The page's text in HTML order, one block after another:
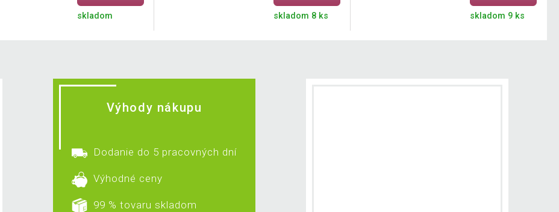
skladom skladom 8 ks skladom 9 ks
Výhody nákupu
Dodanie do 5 pracovných dní
Výhodné ceny
99 % tovaru skladom